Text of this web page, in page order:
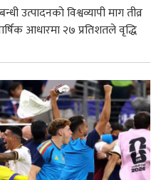
उत्पादनको विश्वव्यापी माग तीव्र
आधारमा २७ प्रतिशतले वृद्धि